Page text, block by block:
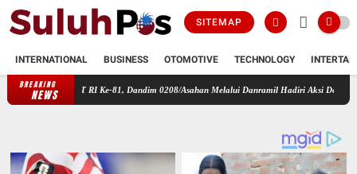
SITEMAP
INTERNATIONAL BUSINESS OTOMOTIVE TECHNOLOGY
BREAKING
NEWS
HUT RI Ke-81, Dandim 0208/Asahan Melalui Danramil Hadiri Aksi Donor Darah di